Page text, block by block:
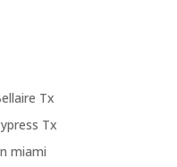
Tx
Tx
miami